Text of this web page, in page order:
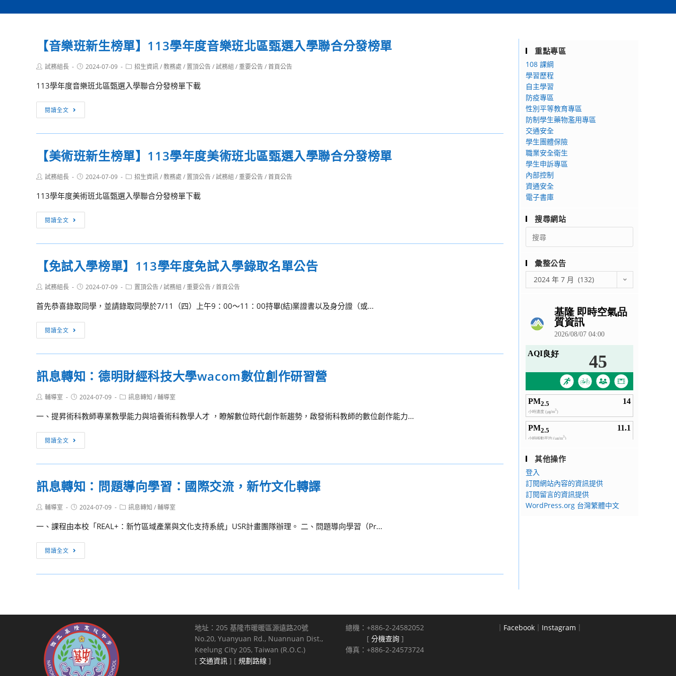
【音樂班新生榜單】113學年度音樂班北區甄選入學聯合分發榜單
Post試務組長
Post2024-07-09
Post招生資訊/教務處 / 置頂公告/試務組 /重要公告/首頁公告
113學年度音樂班北區甄選入學聯合分發榜單下載
閱讀全文
樂
班
生
單】
113
度
班
區
甄
選
入
學
分
發
榜
【美術班新生榜單】113學年度美術班北區甄選入學聯合分發榜單
Post試務組長
Post2024-07-09
Post招生資訊/教務處 / 置頂公告/試務組 /重要公告/首頁公告
113學年度美術班北區甄選入學聯合分發榜單下載
閱讀全文
術
班
生
單】
113
度
班
區
甄
選
入
學
分
發
榜
【免試入學榜單】113學年度免試入學錄取名單公告
Post試務組長
Post2024-07-09
Post置頂公告/試務組 /重要公告/首頁公告
首先恭喜錄取同學，並請錄取同學於7/11（四）上午9：00～11：00持畢(結)業證書以及身分證（或...
閱讀全文
試
入
榜
113
學
免
學
取
名
單
公
告
訊息轉知：德明財經科技大學wacom數位創作研習營
Post輔導室
Post2024-07-09
Post訊息轉知 /輔導室
一、提昇術科教師專業教學能力與培養術科教學人才 ，瞭解數位時代創作新趨勢，啟發術科教師的數位創作能力...
閱讀全文
息
轉
德
財
經
大
作
研
習
營
訊息轉知：問題導向學習：國際交流，新竹文化轉譯
Post輔導室
Post2024-07-09
Post訊息轉知 /輔導室
一、課程由本校「REAL+：新竹區域產業與文化支持系統」USR計畫團隊辦理。 二、問題導向學習（Pr...
閱讀全文
息
轉
導
向
學
習：
國
重點專區
108 課綱
學習歷程
自主學習
防疫專區
性別平等教育專區
防制學生藥物濫用專區
交通安全
學生團體保險
職業安全衛生
學生申訴專區
內部控制
資通安全
電子書庫
搜尋網站
Search
for:
彙整公告
整
2024 年 7 月 (132)
其他操作
登入
訂閱網站內容的資訊提供
訂閱留言的資訊提供
WordPress.org 台灣繁體中文
地址：205 基隆市暖暖區源遠路20號
No.20, Yuanyuan Rd., Nuannuan Dist.,
Keelung City 205, Taiwan (R.O.C.)
[ 交通資訊 ] [ 規劃路線 ]
總機：+886-2-24582052
[ 分機查詢 ]
傳真：+886-2-24573724
｜ Facebook ｜ Instagram ｜